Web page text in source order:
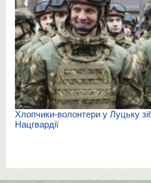
Хлопчики-волонтери у Луцьку
Нацгвардії